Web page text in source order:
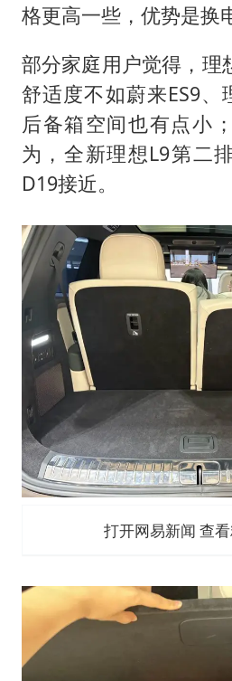
格更高一些，优势是换
部分家庭用户觉得，理
舒适度不如蔚来ES9、
后备箱空间也有点小
为，全新理想L9第二
D19接近。
打开网易新闻 查